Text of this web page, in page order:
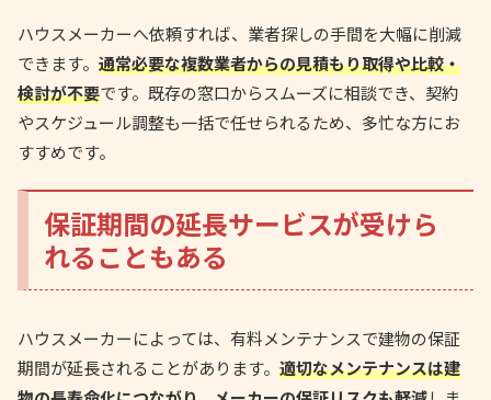
ハウスメーカーへ依頼すれば、業者探しの手間を大幅に削減
できます。 通常必要な複数業者からの見積もり取得や比較・
検討が不要です。既存の窓口からスムーズに相談でき、契約
やスケジュール調整も一括で任せられるため、多忙な方にお
すすめです。
保証期間の延長サービスが受けら
れることもある
ハウスメーカーによっては、有料メンテナンスで建物の保証
期間が延長されることがあります。 適切なメンテナンスは建